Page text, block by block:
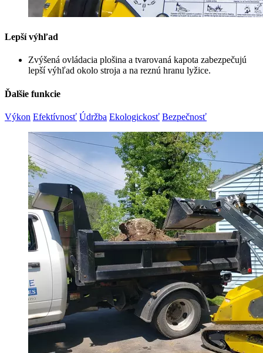
Lepší výhľad
Zvýšená ovládacia plošina a tvarovaná kapota zabezpečujú
lepší výhľad okolo stroja a na reznú hranu lyžice.
Ďalšie funkcie
Výkon Efektívnosť Údržba Ekologickosť Bezpečnosť